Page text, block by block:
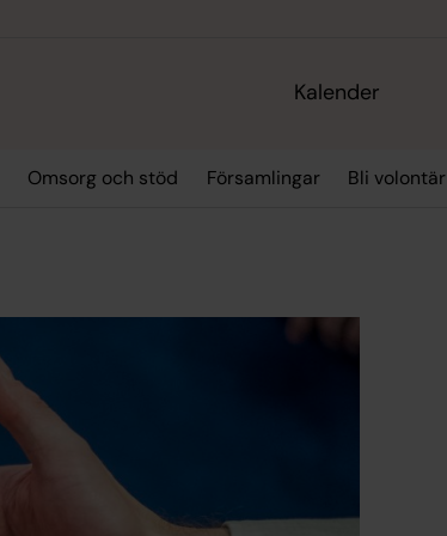
Kalender
Omsorg och stöd Församlingar Bli volontär